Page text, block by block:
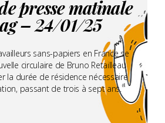
presse matinale
– 24/01/25
sans-papiers en France se
circulaire de Bruno Retailleau
la durée de résidence nécessaire
passant de trois à sept ans.